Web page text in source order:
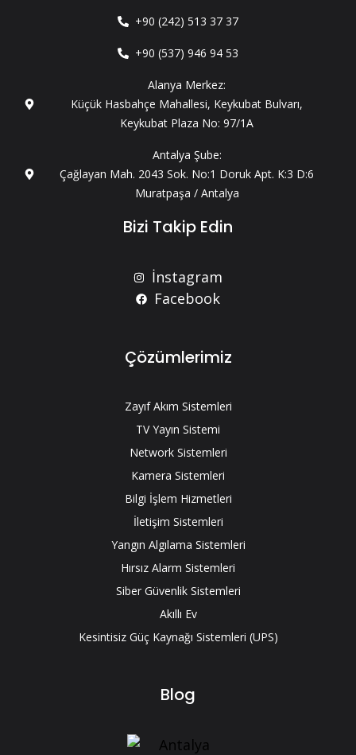
+90 (242) 513 37 37
+90 (537) 946 94 53
Alanya Merkez:
Küçük Hasbahçe Mahallesi, Keykubat Bulvarı,
Keykubat Plaza No: 97/1A
Antalya Şube:
Çağlayan Mah. 2043 Sok. No:1 Doruk Apt. K:3 D:6
Muratpaşa / Antalya
Bizi Takip Edin
İnstagram
Facebook
Çözümlerimiz
Zayıf Akım Sistemleri
TV Yayın Sistemi
Network Sistemleri
Kamera Sistemleri
Bilgi İşlem Hizmetleri
İletişim Sistemleri
Yangın Algılama Sistemleri
Hırsız Alarm Sistemleri
Siber Güvenlik Sistemleri
Akıllı Ev
Kesintisiz Güç Kaynağı Sistemleri (UPS)
Blog